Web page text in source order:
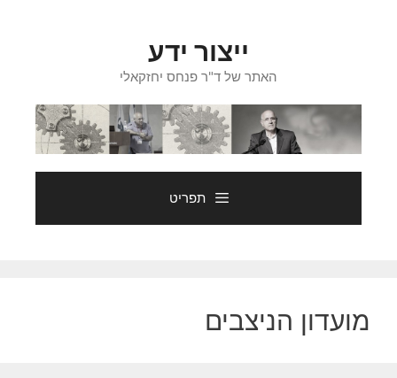
ייצור ידע
האתר של ד"ר פנחס יחזקאלי
תפריט
מועדון הניצבים